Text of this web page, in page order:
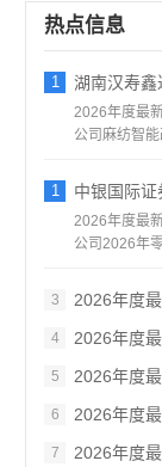
热点信息
1 湖南汉寿鑫达
2026年度最
公司麻纺智
1 中银国际证
2026年度最
公司2026年
3
2026年度
4 2026年度
5 2026年度最
6 2026年度最
7 2026年度最